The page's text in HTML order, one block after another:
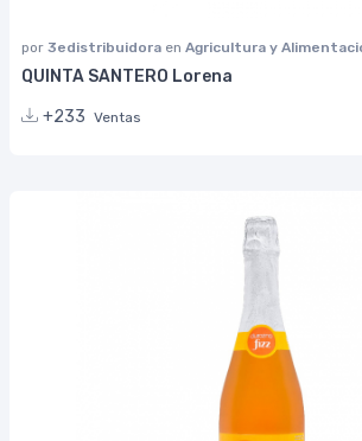
por 3edistribuidora en Agricultura y
QUINTA SANTERO Lorena
+233 Ventas